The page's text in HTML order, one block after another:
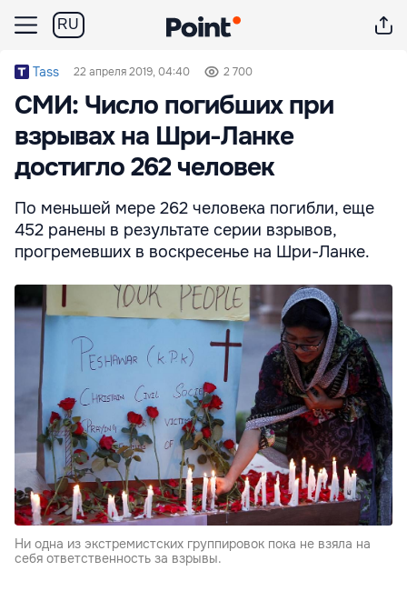
RU
Tass 22 апреля 2019, 04:40 2 700
СМИ: Число погибших при
взрывах на Шри-Ланке
достигло 262 человек
По меньшей мере 262 человека погибли, еще
452 ранены в результате серии взрывов,
прогремевших в воскресенье на Шри-Ланке.
Ни одна из экстремистских группировок пока не взяла на
себя ответственность за взрывы.